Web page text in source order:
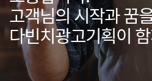
고객님의 시작과 꿈
다빈치광고기획이